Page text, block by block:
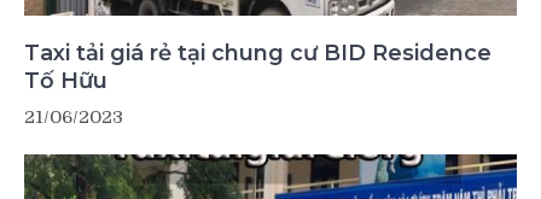
Taxi tải giá rẻ tại chung cư BID Residence
Tố Hữu
21/06/2023